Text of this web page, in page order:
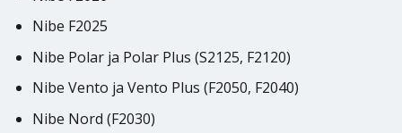
Nibe F2025
Nibe Polar ja Polar Plus (S2125, F2120)
Nibe Vento ja Vento Plus (F2050, F2040)
Nibe Nord (F2030)